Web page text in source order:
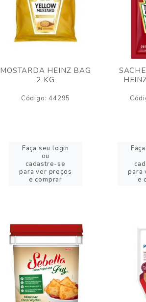
MOSTARDA HEINZ BAG
2 KG
Código: 44295
Faça seu login
ou
cadastre-se
para ver preços
e comprar
para
e